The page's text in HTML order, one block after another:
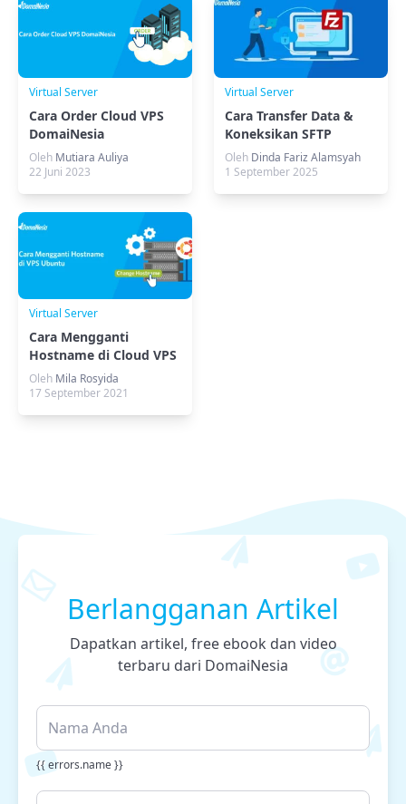
Virtual Server
Cara Order Cloud VPS
DomaiNesia
Oleh Mutiara Auliya
22 Juni 2023
Virtual Server
Cara Transfer Data &
Koneksikan SFTP
FileZilla Ke VPS Linux
Oleh Dinda Fariz Alamsyah
1 September 2025
Virtual Server
Cara Mengganti
Hostname di Cloud VPS
Ubuntu
Oleh Mila Rosyida
17 September 2021
Berlangganan Artikel
Dapatkan artikel, free ebook dan video
terbaru dari DomaiNesia
{{ errors.name }}